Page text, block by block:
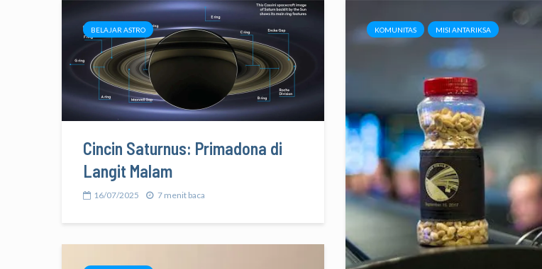
BELAJAR ASTRO
Cincin Saturnus: Primadona di
Langit Malam
16/07/2025 7 menit baca
KOMUNITAS MISI ANTARIKSA